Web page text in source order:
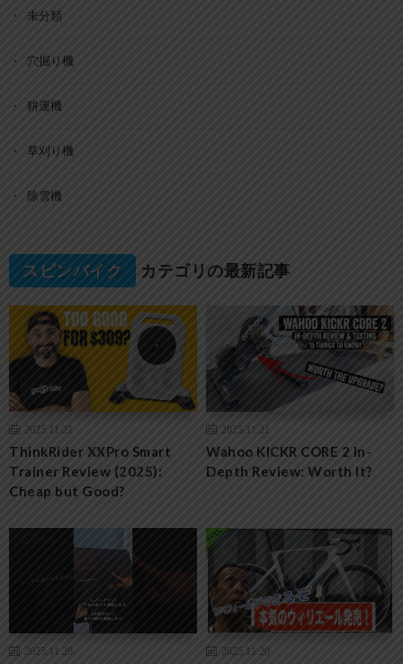
未分類
穴掘り機
耕運機
草刈り機
除雪機
スピンバイク カテゴリの最新記事
2025.11.21
ThinkRider XXPro Smart
Trainer Review (2025):
Cheap but Good?
2025.11.21
Wahoo KICKR CORE 2 In-
Depth Review: Worth It?
2025.11.20 2025.11.20